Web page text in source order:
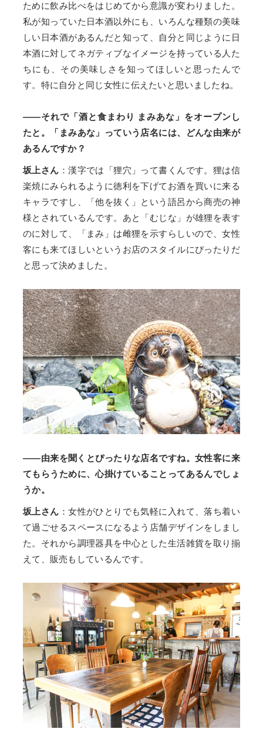
ために飲み比べをはじめてから意識が変わりました。
私が知っていた日本酒以外にも、いろんな種類の美味
しい日本酒があるんだと知って、自分と同じように日
本酒に対してネガティブなイメージを持っている人た
ちにも、その美味しさを知ってほしいと思ったんで
す。特に自分と同じ女性に伝えたいと思いましたね。
——それで「酒と食まわり まみあな」をオープンし
たと。「まみあな」っていう店名には、どんな由来が
あるんですか？
坂上さん ：漢字では「狸穴」って書くんです。狸は信
楽焼にみられるように徳利を下げてお酒を買いに来る
キャラですし、「他を抜く」という語呂から商売の神
様とされているんです。あと「むじな」が雄狸を表す
のに対して、「まみ」は雌狸を示すらしいので、女性
客にも来てほしいというお店のスタイルにぴったりだ
と思って決めました。
——由来を聞くとぴったりな店名ですね。女性客に来
てもらうために、心掛けていることってあるんでしょ
うか。
坂上さん ：女性がひとりでも気軽に入れて、落ち着い
て過ごせるスペースになるよう店舗デザインをしまし
た。それから調理器具を中心とした生活雑貨を取り揃
えて、販売もしているんです。